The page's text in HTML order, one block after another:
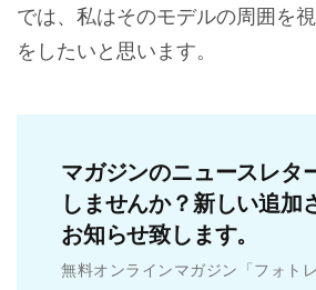
では、私はそのモデルの周囲を
をしたいと思います。
マガジンのニュースレタ
しませんか？新しい追加
お知らせ致します。
無料オンラインマガジン「フォト